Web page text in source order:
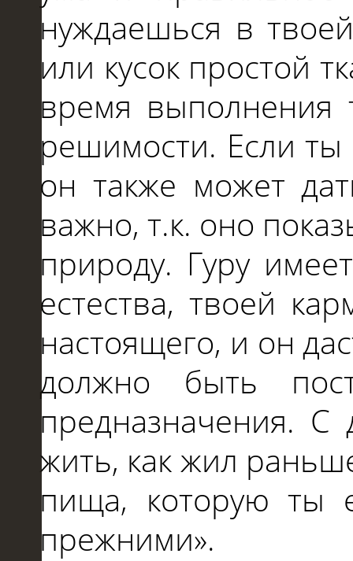
нуждаешься в
или кусок простой
время выполнения
решимости. Если ты
он также может
важно, т.к. оно
природу. Гуру
естества, твоей
настоящего, и он
должно быть
предназначения.
жить, как жил
пища, которую ты
прежними».